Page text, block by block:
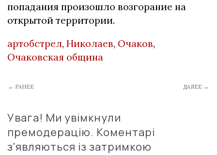
попадания произошло возгорание на
открытой территории.
артобстрел, Николаев, Очаков,
Очаковская община
← РАНЕЕ ДАЛЕЕ →
Увага! Ми увімкнули
премодерацію. Коментарі
з'являються із затримкою